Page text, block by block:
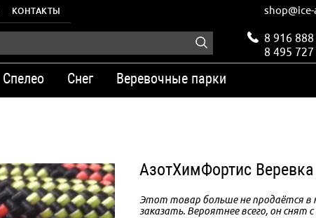
КОНТАКТЫ
8 916
8 495
Спелео Снег Веревочные парки
АзотХимФортис
Этот товар больше не продаётся в
заказать. Вероятнее всего, он снят